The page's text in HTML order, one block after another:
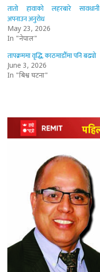
तातो हावाको लहरबारे सावधानी
अपनाउन अनुरोध
May 23, 2026
In "नेपाल"
तापक्रममा वृद्धि, काठमाडौँमा पनि बढ्यो
June 3, 2026
In "बिश्व घटना"